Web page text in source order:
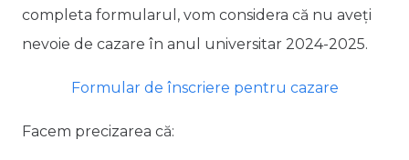
completa formularul, vom considera că nu aveți
nevoie de cazare în anul universitar 2024-2025.
Formular de înscriere pentru cazare
Facem precizarea că: